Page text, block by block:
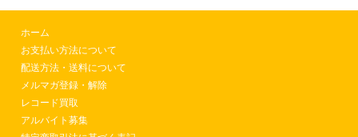
ホーム
お支払い方法について
配送方法・送料について
メルマガ登録・解除
レコード買取
アルバイト募集